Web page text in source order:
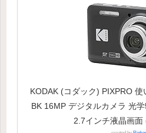
KODAK (コダック) PIXPRO
BK 16MP デジタルカメラ 光
2.7インチ液晶画面